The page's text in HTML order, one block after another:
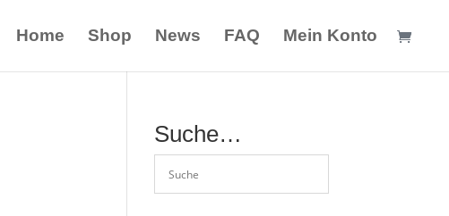
Home Shop News FAQ Mein Konto
Suche…